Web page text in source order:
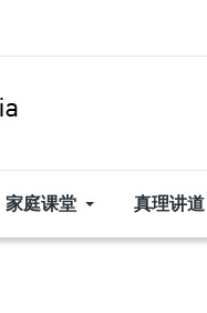
家庭课堂 真理讲道